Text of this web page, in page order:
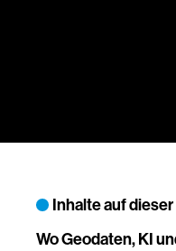
Inhalte auf
Wo Geodaten, KI